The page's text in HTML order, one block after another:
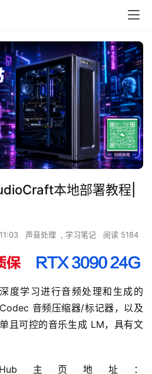
本地部署教程|
声音处理 , 学习笔记 阅读 5184
度学习进行音频处理和生成的
音频压缩器/标记器，以及
且可控的音乐生成 LM，具有文
主页地址：